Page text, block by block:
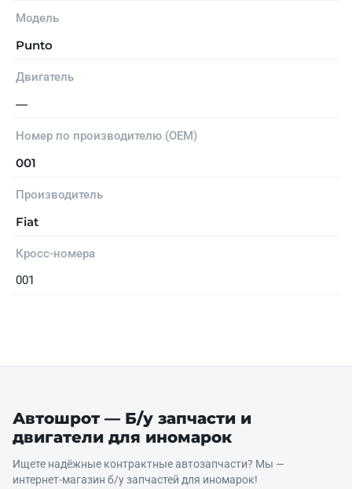
Модель
Punto
Двигатель
—
Номер по производителю (OEM)
001
Производитель
Fiat
Кросс-номера
001
Автошрот — Б/у запчасти и
двигатели для иномарок
Ищете надёжные контрактные автозапчасти? Мы —
интернет‑магазин б/у запчастей для иномарок!